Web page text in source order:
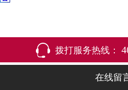
拨打服务热线：
在线留